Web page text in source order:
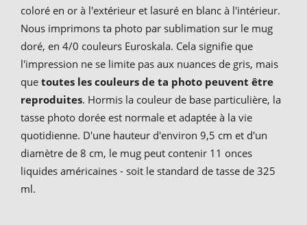
coloré en or à l'extérieur et lasuré en blanc à l'intérieur.
Nous imprimons ta photo par sublimation sur le mug
doré, en 4/0 couleurs Euroskala. Cela signifie que
l'impression ne se limite pas aux nuances de gris, mais
que toutes les couleurs de ta photo peuvent être
reproduites. Hormis la couleur de base particulière, la
tasse photo dorée est normale et adaptée à la vie
quotidienne. D'une hauteur d'environ 9,5 cm et d'un
diamètre de 8 cm, le mug peut contenir 11 onces
liquides américaines - soit le standard de tasse de 325
ml.